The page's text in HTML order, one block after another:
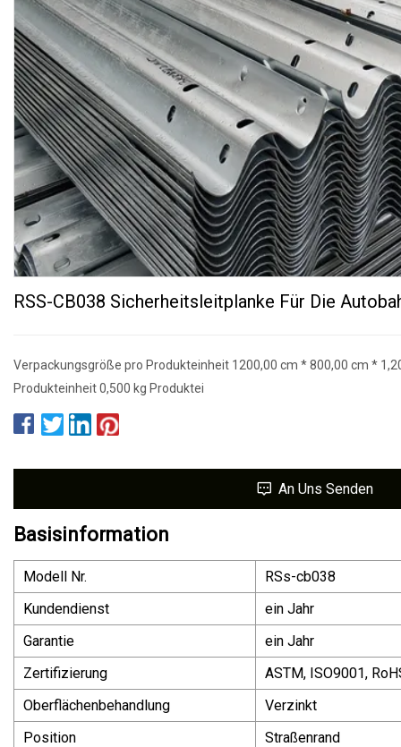
RSS-CB038 Sicherheitsleitplanke Für Die
Verpackungsgröße pro Produkteinheit 1200,00 cm * 800,00 cm *
Produkteinheit 0,500 kg Produktei
An Uns Senden
Basisinformation
Modell Nr.
RSs-cb038
Kundendienst
ein Jahr
Garantie
ein Jahr
Zertifizierung
ASTM, ISO9001,
Oberflächenbehandlung
Verzinkt
Position
Straßenrand